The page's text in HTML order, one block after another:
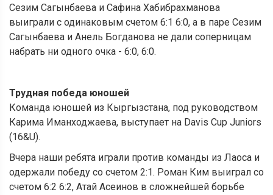
Сезим Сагынбаева и Сафина Хабибрахманова
выиграли с одинаковым счетом 6:1 6:0, а в паре Сезим
Сагынбаева и Анель Богданова не дали соперницам
набрать ни одного очка - 6:0, 6:0.
Трудная победа юношей
Команда юношей из Кыргызстана, под руководством
Карима Иманходжаева, выступает на Davis Cup Juniors
(16&U).
Вчера наши ребята играли против команды из Лаоса и
одержали победу со счетом 2:1. Роман Ким выиграл со
счетом 6:2 6:2, Атай Асеинов в сложнейшей борьбе